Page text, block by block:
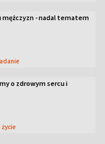
mężczyzn - nadal tematem
o zdrowym sercu i
życie